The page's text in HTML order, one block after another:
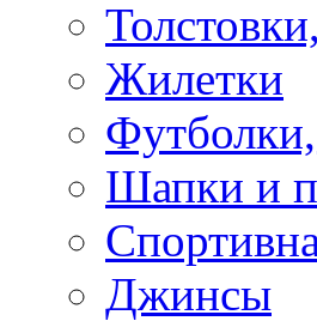
Жилетки
Шапки и
Джинсы